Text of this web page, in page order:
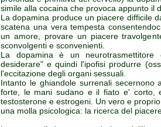
simile alla cocaina che provoca appunto il
La dopamina produce un piacere difficile
scatena una vera tempesta
un amore, provare un piacere
sconvolgenti e sconvenienti.
La dopamina è un
desiderare" e quindi l'ipofisi produrre
l'eccitazione degli organi sessuali.
Intanto le ghiandole surrenali secernono
forte, le mani sudano e il fiato e' corto,
testosterone e estrogeni. Un vero e
una molla psicologica: la ricerca del